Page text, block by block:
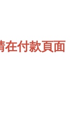
付款頁面